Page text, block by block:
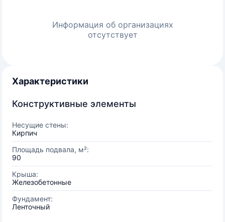
Информация об организациях
отсутствует
Характеристики
Конструктивные элементы
Несущие стены:
Кирпич
Площадь подвала, м²:
90
Крыша:
Железобетонные
Фундамент:
Ленточный